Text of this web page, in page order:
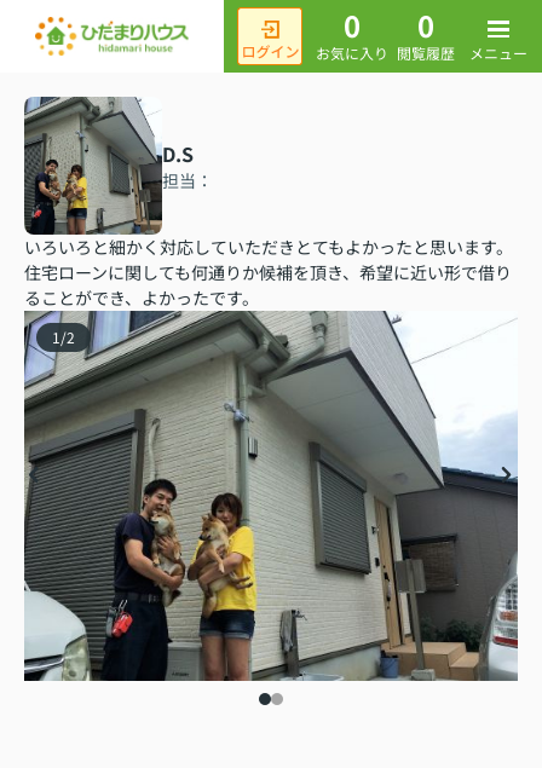
0
お気に入り
0
閲覧履歴 メニュー
D.S
担当：
いろいろと細かく対応していただきとてもよかったと思います。
住宅ローンに関しても何通りか候補を頂き、希望に近い形で借り
ることができ、よかったです。
1 /2